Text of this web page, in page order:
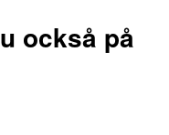
också på